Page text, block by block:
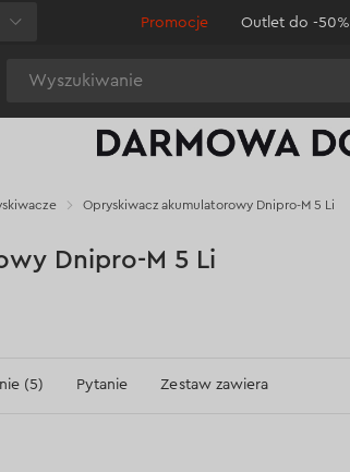
Promocje Outlet do -50%
Opryskiwacz akumulatorowy Dnipro-M 5 Li
Dnipro-M 5 Li
(5) Pytanie Zestaw zawiera